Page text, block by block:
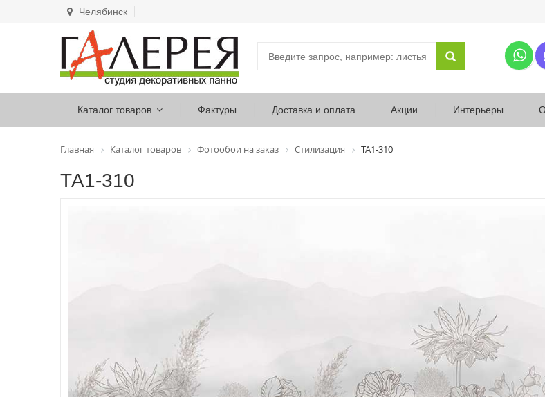
Челябинск
Каталог товаров Фактуры Доставка и оплата Акции Интерьеры
Главная Каталог товаров Фотообои на заказ Стилизация ТА1-310
ТА1-310